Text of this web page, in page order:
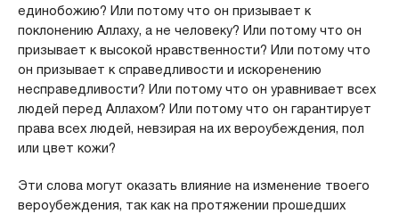
единобожию? Или потому что он призывает к
поклонению Аллаху, а не человеку? Или потому что он
призывает к высокой нравственности? Или потому что
он призывает к справедливости и искоренению
несправедливости? Или потому что он уравнивает всех
людей перед Аллахом? Или потому что он гарантирует
права всех людей, невзирая на их вероубеждения, пол
или цвет кожи?
Эти слова могут оказать влияние на изменение твоего
вероубеждения, так как на протяжении прошедших